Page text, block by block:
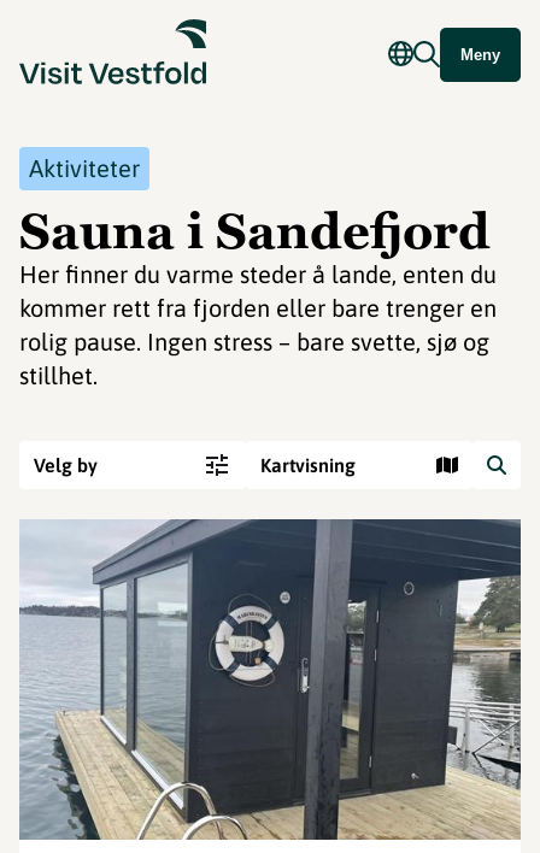
Meny
Aktiviteter
Sauna i Sandefjord
Her finner du varme steder å lande, enten du
kommer rett fra fjorden eller bare trenger en
rolig pause. Ingen stress – bare svette, sjø og
stillhet.
Velg by Kartvisning